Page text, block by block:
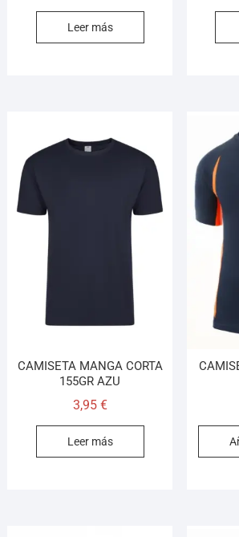
Leer más
CAMISETA MANGA CORTA
155GR AZU
3,95 €
Leer más